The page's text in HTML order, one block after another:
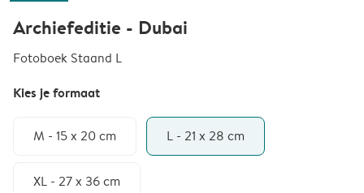
Archiefeditie - Dubai
Fotoboek Staand L
Kies je formaat
M - 15 x 20 cm L - 21 x 28 cm
XL - 27 x 36 cm